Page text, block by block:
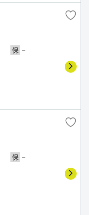
保 －
保 －